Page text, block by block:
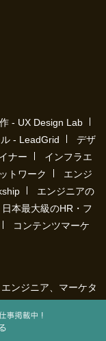
- UX Design Lab
- LeadGrid
デザ
ナー
インフラエ
トワーク
エンジ
エンジニアの
日本最大級のHR・フ
コンテンツマーケ
ンジニア、マーケタ
型雇用支援サービス